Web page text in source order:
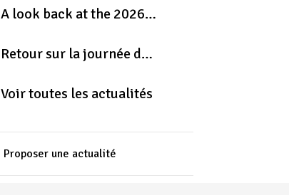
A look back at the 2026
Retour sur la journée des
Voir toutes les actualités
Proposer une actualité